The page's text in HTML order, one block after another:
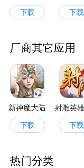
下载 下载
厂商其它应用
新神魔大陆
下载 下载
热门分类